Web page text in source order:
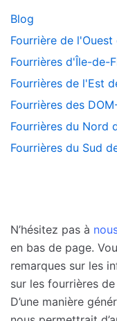
Blog
Fourrière de l'Ouest
Fourrières d'Île-de-
Fourrières de l'Est
Fourrières des
Fourrières du Nord
Fourrières du Sud
N’hésitez pas à
en bas de page.
remarques sur les
sur les fourrières
D’une manière